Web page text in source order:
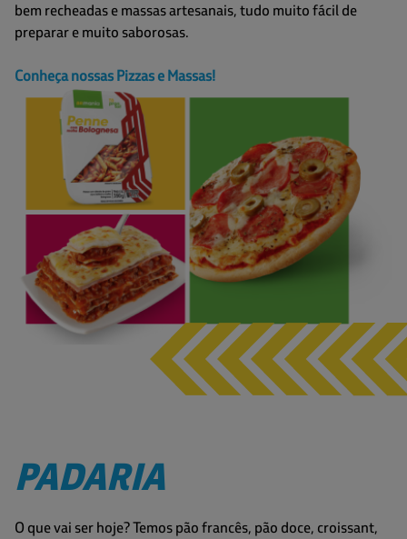
bem recheadas e massas artesanais, tudo muito fácil de
preparar e muito saborosas.
Conheça nossas Pizzas e Massas!
PADARIA
O que vai ser hoje? Temos pão francês, pão doce, croissant,